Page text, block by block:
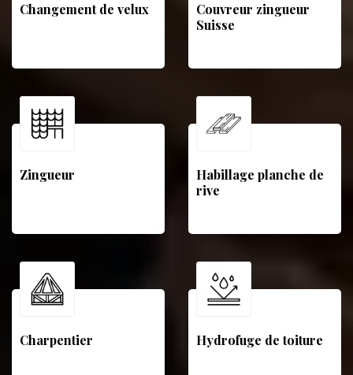
Changement de velux
Couvreur zingueur
Suisse
Zingueur
Habillage planche de
rive
Charpentier Hydrofuge de toiture